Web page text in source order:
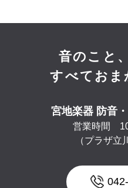
音のこと
すべておま
宮地楽器 防音
営業時間
（プラザ立